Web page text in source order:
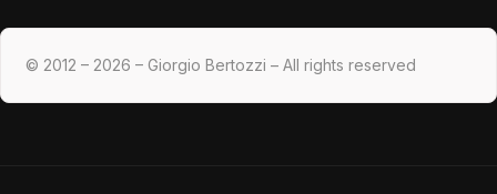
© 2012 – 2026 – Giorgio Bertozzi – All rights reserved